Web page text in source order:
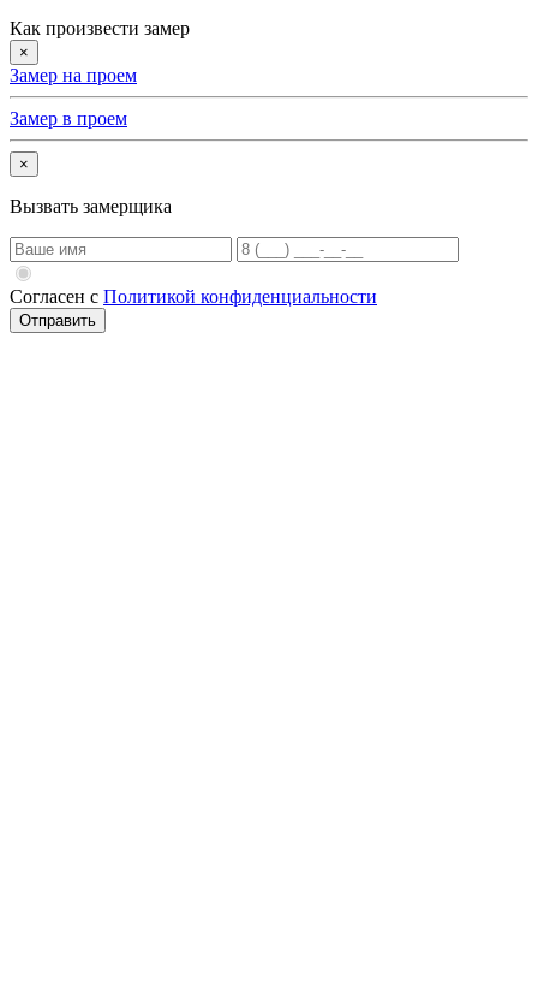
Как произвести замер
×
Замер на проем
Замер в проем
×
Вызвать замерщика
Согласен с Политикой конфиденциальности